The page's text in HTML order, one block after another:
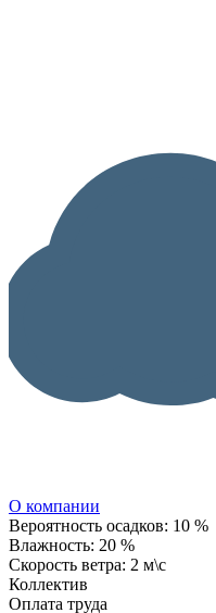
О компании
Вероятность осадков: 10 %
Влажность: 20 %
Скорость ветра: 2 м\с
Коллектив
Оплата труда